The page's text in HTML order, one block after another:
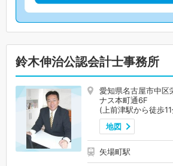
鈴木伸治公認会計士事務所
愛知県名古屋市中
ナス本町通6F
(上前津駅から徒歩
地図
矢場町駅